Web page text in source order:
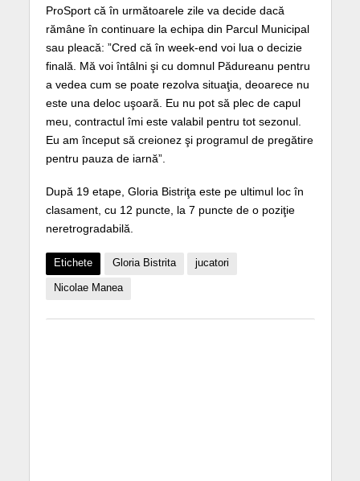
ProSport că în următoarele zile va decide dacă
rămâne în continuare la echipa din Parcul Municipal
sau pleacă: ”Cred că în week-end voi lua o decizie
finală. Mă voi întâlni şi cu domnul Pădureanu pentru
a vedea cum se poate rezolva situaţia, deoarece nu
este una deloc uşoară. Eu nu pot să plec de capul
meu, contractul îmi este valabil pentru tot sezonul.
Eu am început să creionez şi programul de pregătire
pentru pauza de iarnă”.
După 19 etape, Gloria Bistriţa este pe ultimul loc în
clasament, cu 12 puncte, la 7 puncte de o poziţie
neretrogradabilă.
Etichete Gloria Bistrita jucatori
Nicolae Manea